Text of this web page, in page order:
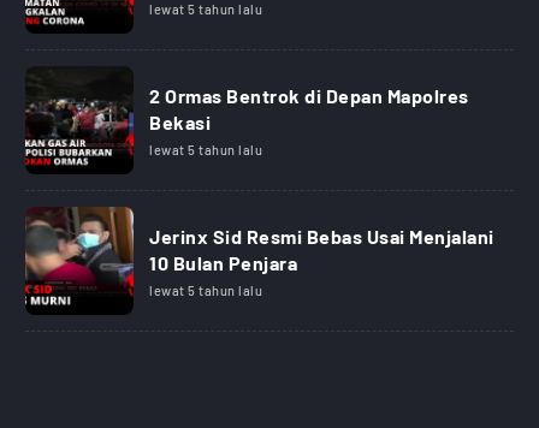
lewat 5 tahun lalu
2 Ormas Bentrok di Depan Mapolres
Bekasi
lewat 5 tahun lalu
Jerinx Sid Resmi Bebas Usai Menjalani
10 Bulan Penjara
lewat 5 tahun lalu